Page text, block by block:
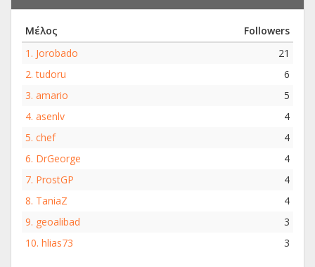
Μέλος
Followers
1. Jorobado
21
2.tudoru
6
3. amario
5
4. asenlv
4
5. chef
4
6. DrGeorge
4
7. ProstGP
4
8. TaniaZ
4
9. geoalibad
3
10. hlias73 3